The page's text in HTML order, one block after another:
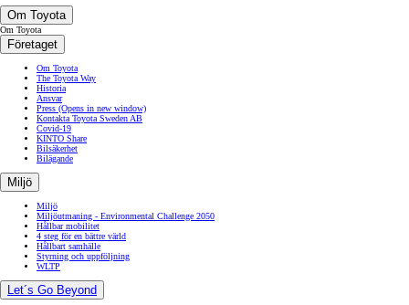
Om Toyota
Om Toyota
Företaget
Om Toyota
The Toyota Way
Historia
Ansvar
Press (Opens in new window)
Kontakta Toyota Sweden AB
Covid-19
KINTO Share
Bilsäkerhet
Bilägande
Miljö
Miljö
Miljöutmaning - Environmental Challenge 2050
Hållbar mobilitet
4 steg för en bättre värld
Hållbart samhälle
Styrning och uppföljning
WLTP
Let´s Go Beyond